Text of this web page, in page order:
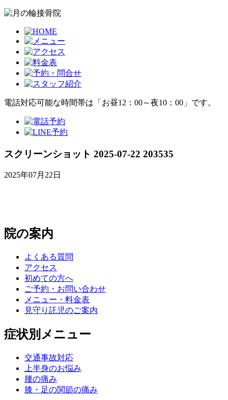
電話対応可能な時間帯は「お昼12：00～夜10：00」です。
スクリーンショット 2025-07-22 203535
2025年07月22日
院の案内
よくある質問
アクセス
初めての方へ
ご予約・お問い合わせ
メニュー・料金表
見守り託児のご案内
症状別メニュー
交通事故対応
上半身のお悩み
腰の痛み
膝・足の関節の痛み